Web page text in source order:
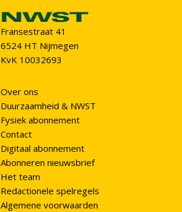
Fransestraat 41
6524 HT Nijmegen
KvK 10032693
Over ons
Duurzaamheid & NWST
Fysiek abonnement
Contact
Digitaal abonnement
Abonneren nieuwsbrief
Het team
Redactionele spelregels
Algemene voorwaarden